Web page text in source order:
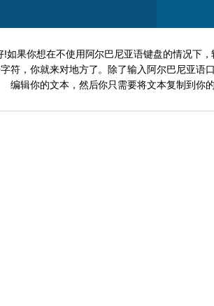
!如果你想在不使用阿尔巴尼亚语键盘的情况下
符，你就来对地方了。除了输入阿尔巴尼亚语
编辑你的文本，然后你只需要将文本复制到你